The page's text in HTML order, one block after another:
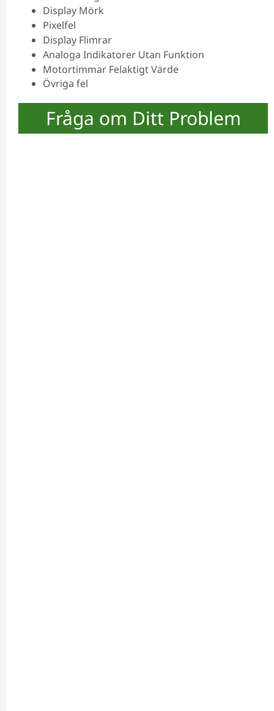
Display Mörk
Pixelfel
Display Flimrar
Analoga Indikatorer Utan Funktion
Motortimmar Felaktigt Värde
Övriga fel
Fråga om Ditt Problem